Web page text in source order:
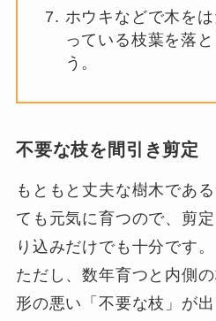
ホウキなどで木を
っている枝葉を落
う。
不要な枝を間引き剪定
もともと丈夫な樹木であ
ても元気に育つので、剪
り込みだけでも十分です。
ただし、数年育つと内側
形の悪い「不要な枝」が